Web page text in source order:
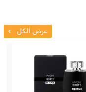
عرض الكل